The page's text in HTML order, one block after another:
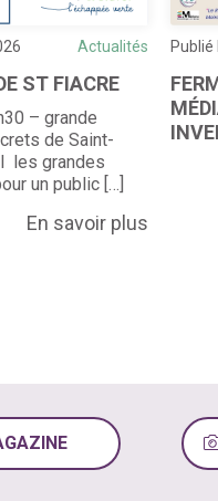
Actualités
ST FIACRE
– grande
de Saint-
les grandes
un public […]
En savoir plus